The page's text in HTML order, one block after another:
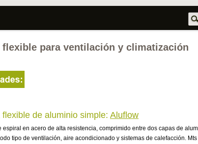
flexible para ventilación y climatización
de aluminio simple: Aluflow
espiral en acero de alta resistencia, comprimido entre dos capas de
tipo de ventilación, aire acondicionado y sistemas de calefacción.